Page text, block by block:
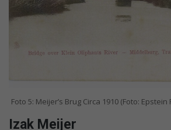
Foto 5: Meijer’s Brug Circa 1910 (Foto:
Izak Meijer